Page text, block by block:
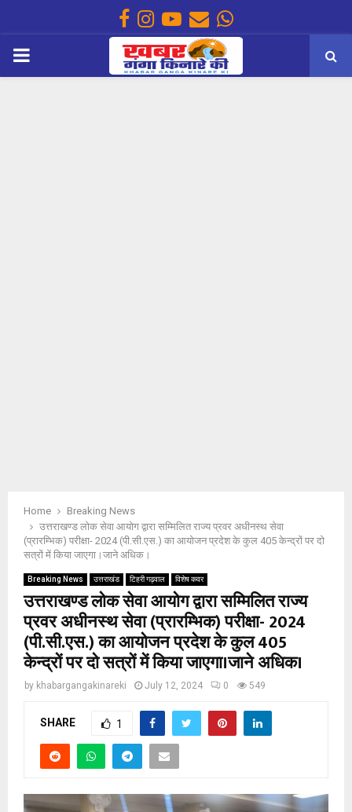
Facebook
Instagram
Youtube
EmailWhatsapp
PRIMARY
Home
Breaking News
उत्तराखण्ड लोक सेवा आयोग द्वारा सम्मिलित राज्य प्रवर अधीनस्थ सेवा
(प्रारम्भिक) परीक्षा- 2024 (पी.सी.एस.) का आयोजन प्रदेश के कुल 405 केन्द्रों पर दो
सत्रों में किया जाएगा।जाने अधिक।
Breaking News उत्तराखंड टिहरी गढ़वाल विशेष कवर
उत्तराखण्ड लोक सेवा आयोग द्वारा सम्मिलित राज्य
प्रवर अधीनस्थ सेवा (प्रारम्भिक) परीक्षा- 2024
(पी.सी.एस.) का आयोजन प्रदेश के कुल 405
केन्द्रों पर दो सत्रों में किया जाएगा।जाने अधिक।
by khabargangakinareki July 12, 2024 0 549
SHARE 1